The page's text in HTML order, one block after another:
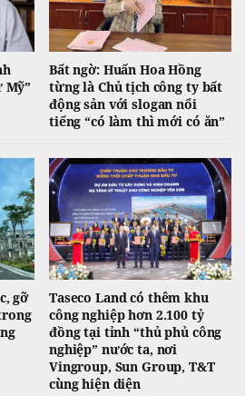
Mỹ”
Bất ngờ: Huấn Hoa Hồng
từng là Chủ tịch công ty bất
động sản với slogan nổi
tiếng “có làm thì mới có ăn”
gỡ
Taseco Land có thêm khu
công nghiệp hơn 2.100 tỷ
đồng tại tỉnh “thủ phủ công
nghiệp” nước ta, nơi
Vingroup, Sun Group, T&T
cùng hiện diện